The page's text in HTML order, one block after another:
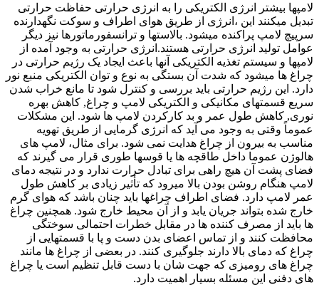
لامپها بیشتر انرژی الکتریکی را به انرژی حرارتی حفاظت حرارتی
تبدیل میکنند این ،انرژی از طریق هوای اطراف و سوکت نگهدارنده
سرپیچ لامپ پراکنده میشود. بالاستها و ترانسفورماتورها نیز دیگر
عوامل تولید انرژی حرارتی هستند. انرژی حرارتی به وجود آمده از
لامپها و سیستم تغذیه الکتریکی آنها باعث ایجاد یک رژیم حرارتی در
چراغ ها میشود که شدت آن بستگی به نوع و توان الکتریکی منبع نور
دارد. این رژیم حرارتی باید بررسی و کنترل شود تا مانع خراب شدن
سریع قسمتهای مکانیکی و الکتریکی لامپ و چراغ, کاهش بهره
نوری, کاهش طول عمر و بد کارکردن لامپ ها شود. این مشکلات
عموماً وقتی به وجود می آید که انرژی گرمایی از طریق تهویه
مناسب به بیرون از چراغ هدایت نمی شود. برای مثال، لامپ های
هالوژن عموما داخل طاقچه ها یا قوسها طوری قرار می گیرند که
فضای پشت آن هیچ راهی برای تبادل حرارت ندارد و در نتیجه دمای
لامپ هنگام روشن بودن بالا میرود که تأثیر زیادی بر کاهش طول
عمر لامپ دارد. فضای اطراف چراغها باید چنان باشد که هوای گرم
خارج شده بتواند جریان یابد و از آن محیط خارج شود. همچنین چراغ
ها باید از مصرف کننده ها در مقابل خطرات احتمالی سوختگی
محافظت کنند و از تماس اعضای بدن دست و پا با قسمتهایی از
چراغ که دمای بالا دارند جلوگیری کنند. در بعضی از چراغ ها مانند
چراغ های رومیزی که جهت شان با دست قابل تنظیم است یا چراغ
های دفنی این مسئله بسیار اهمیت دارد.